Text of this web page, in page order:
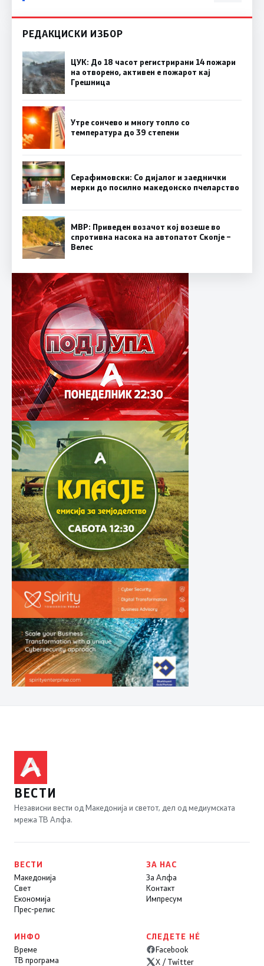
РЕДАКЦИСКИ ИЗБОР
ЦУК: До 18 часот регистрирани 14 пожари
на отворено, активен е пожарот кај
Грешница
Утре сончево и многу топло со
температура до 39 степени
Серафимовски: Со дијалог и заеднички
мерки до посилно македонско пчеларство
МВР: Приведен возачот кој возеше во
спротивна насока на автопатот Скопје –
Велес
ВЕСТИ
Независни вести од Македонија и светот, дел од медиумската
мрежа ТВ Алфа.
ВЕСТИ
Македонија
Свет
Економија
Прес-релис
ЗА НАС
За Алфа
Контакт
Импресум
ИНФО
Време
ТВ програма
СЛЕДЕТЕ НÉ
Facebook
X / Twitter